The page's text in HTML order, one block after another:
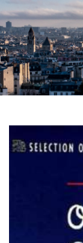
Documentaire
Drama
Fantasy
Horror
Romantische